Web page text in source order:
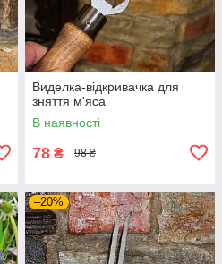
Виделка-відкривачка для
зняття м'яса
В наявності
78 ₴ 98 ₴
–20%